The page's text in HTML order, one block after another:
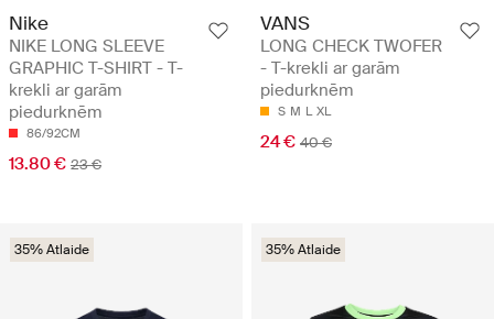
Nike
NIKE LONG SLEEVE
GRAPHIC T-SHIRT - T-
krekli ar garām
piedurknēm
86/92CM
13.80 € 23 €
VANS
LONG CHECK TWOFER
- T-krekli ar garām
piedurknēm
S M L XL
24 € 40 €
35% Atlaide 35% Atlaide